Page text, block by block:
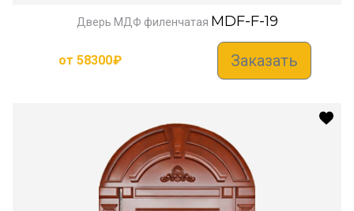
Дверь МДФ филенчатая MDF-F-19
от 58300₽ Заказать